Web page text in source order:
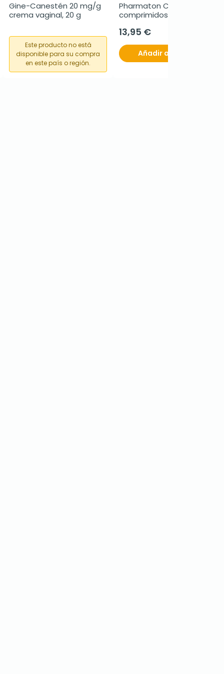
Gine-Canestén 20 mg/g
crema vaginal, 20 g
Este producto no está
disponible para su compra
en este país o región.
Pharmaton Complex, 60
comprimidos
13,95 €
Añadir al carrito